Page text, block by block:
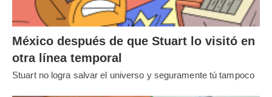
México después de que Stuart lo visitó en
otra línea temporal
Stuart no logra salvar el universo y seguramente tú tampoco